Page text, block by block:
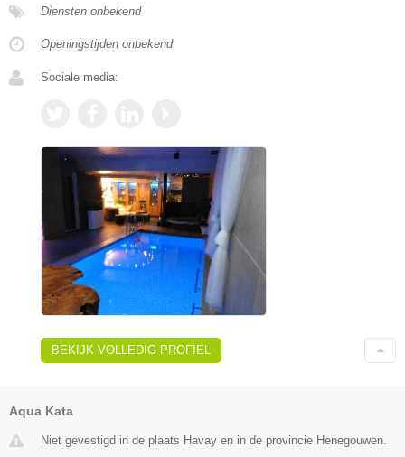
Diensten onbekend
Openingstijden onbekend
Sociale media:
BEKIJK VOLLEDIG PROFIEL
Aqua Kata
Niet gevestigd in de plaats Havay en in de provincie Henegouwen.